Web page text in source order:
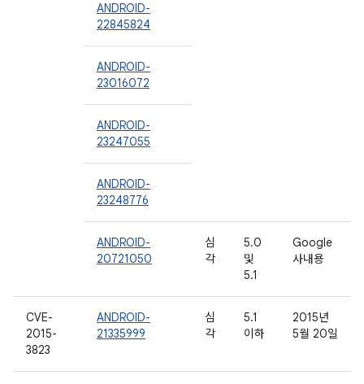
ANDROID-
22845824
ANDROID-
23016072
ANDROID-
23247055
ANDROID-
23248776
ANDROID-
20721050
심
각
5.0
및
5.1
Google
사내용
CVE-
2015-
3823
ANDROID-
21335999
심
각
5.1
이하
2015년
5월 20일